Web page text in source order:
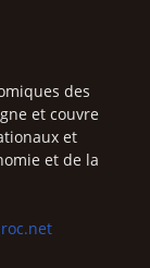
des
et couvre
et
et de la